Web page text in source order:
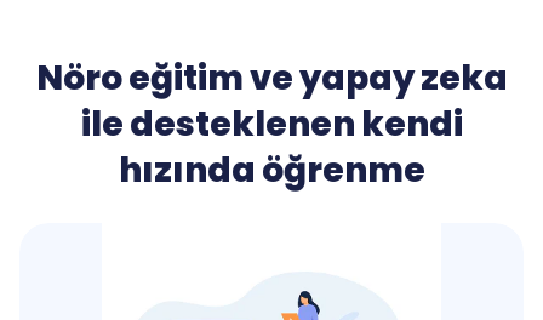
Nöro eğitim ve yapay zeka
ile desteklenen kendi
hızında öğrenme